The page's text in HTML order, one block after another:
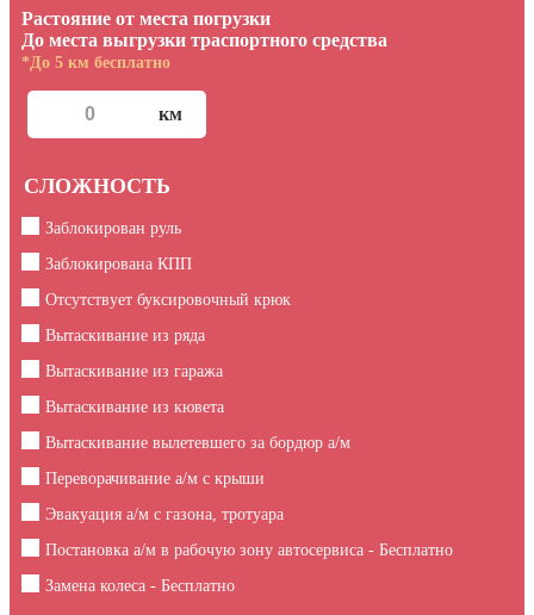
Растояние от места погрузки
До места выгрузки траспортного средства
*До 5 км бесплатно
СЛОЖНОСТЬ
Заблокирован руль
Заблокирована КПП
Отсутствует буксировочный крюк
Вытаскивание из ряда
Вытаскивание из гаража
Вытаскивание из кювета
Вытаскивание вылетевшего за бордюр а/м
Переворачивание а/м с крыши
Эвакуация а/м с газона, тротуара
Постановка а/м в рабочую зону автосервиса - Бесплатно
Замена колеса - Бесплатно